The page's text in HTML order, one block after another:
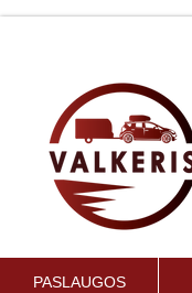
PASLAUGOS